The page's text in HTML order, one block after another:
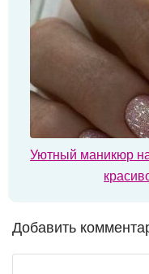
Уютный маникюр
Добавить